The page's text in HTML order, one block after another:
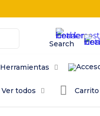
Search
Herramientas
Ver todos Carrito